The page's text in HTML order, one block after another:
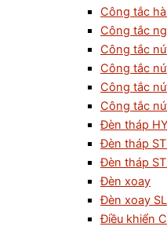
Công tắc
Công tắc
Công tắc
Công tắc
Công tắc
Công tắc
Đèn tháp
Đèn tháp
Đèn tháp
Đèn xoay
Đèn xoay
Điều khiển